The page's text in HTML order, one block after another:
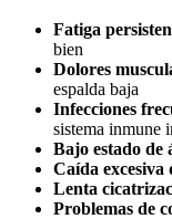
Fatiga
bien
Dolores
espalda baja
Infecciones
sistema inmune
Bajo estado de
Caída excesiva
Lenta
Problemas de